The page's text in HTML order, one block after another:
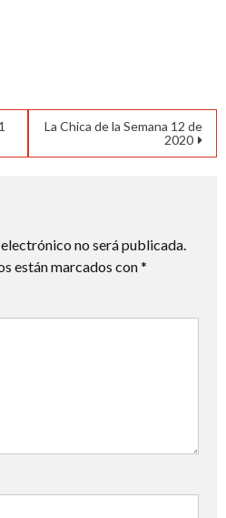
La Chica de la Semana 12 de
2020
no será publicada.
están marcados con*